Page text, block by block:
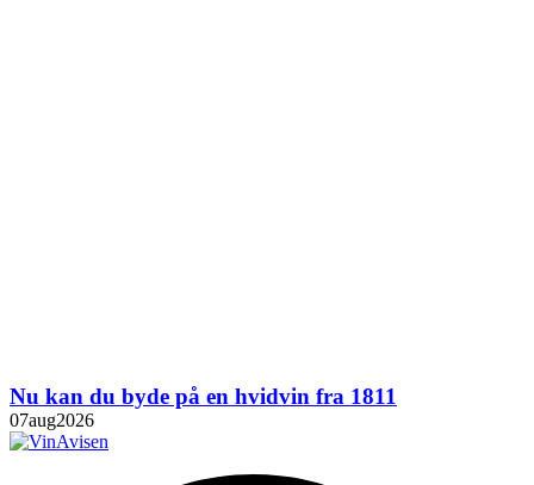
Nu kan du byde på en hvidvin fra 1811
07aug2026